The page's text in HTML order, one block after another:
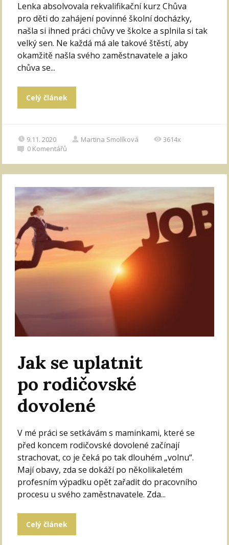
Lenka absolvovala rekvalifikační kurz Chůva
pro děti do zahájení povinné školní docházky,
našla si ihned práci chůvy ve školce a splnila si tak
velký sen. Ne každá má ale takové štěstí, aby
okamžitě našla svého zaměstnavatele a jako
chůva se...
Celý článek
9.11. 2020 Martina Smolíková
3614x
0 Komentářů
Jak se uplatnit
po rodičovské
dovolené
V mé práci se setkávám s maminkami, které se
před koncem rodičovské dovolené začínají
strachovat, co je čeká po tak dlouhém „volnu“.
Mají obavy, zda se dokáží po několikaletém
profesním výpadku opět zařadit do pracovního
procesu u svého zaměstnavatele. Zda...
Celý článek